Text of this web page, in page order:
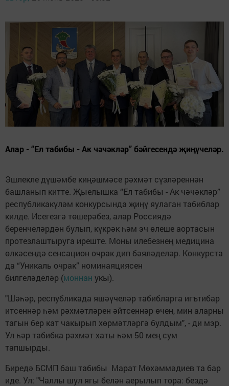
Алар - “Ел табибы - Ак чәчәкләр” бәйгесендә җиңүчеләр.
Эшлекле дүшәмбе киңәшмәсе рәхмәт сүзләреннән
башланып китте. Җыелышка “Ел табибы - Ак чәчәкләр”
республикакүләм конкурсында җиңү яулаган табиблар
килде. Исегезгә төшерәбез, алар Россиядә
беренчеләрдән булып, күкрәк һәм эч өлеше аортасын
протезлаштыруга иреште. Моны илебезнең медицина
өлкәсендә сенсацион очрак дип бәяләделәр. Конкурста
да “Уникаль очрак” номинаяциясен
билгеләделәр (моннан укы).
"Шәһәр, республикада яшәүчеләр табибларга игътибар
итсеннәр һәм рәхмәтләрен әйтсеннәр өчен, мин аларны
тагын бер кат чакырып хөрмәтләргә булдым", - ди мэр.
Ул һәр табибка рәхмәт хаты һәм 50 мең сум
тапшырды.
Биредә БСМП баш табибы Марат Мөхәммәдиев та бар
иде. Ул: "Чаллы шул ягы белән аерылып тора: бездә